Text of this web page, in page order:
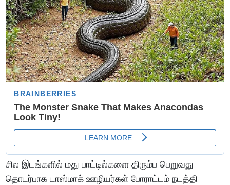
சில இடங்களில் மது பாட்டில்களை திரும்ப பெறுவது
தொடர்பாக டாஸ்மாக் ஊழியர்கள் போராட்டம் நடத்தி